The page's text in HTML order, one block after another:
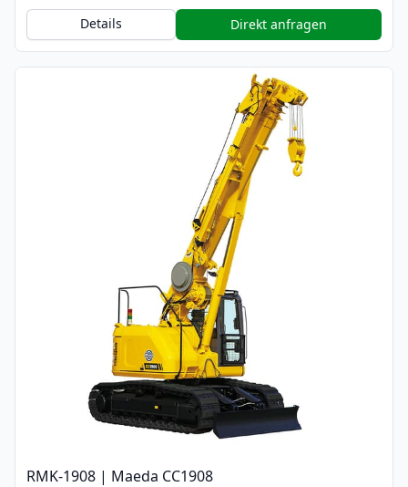
Details Direkt anfragen
RMK-1908 | Maeda CC1908